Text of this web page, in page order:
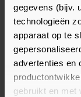
gegevens (bijv.
technologieën
apparaat op te
advertenties en
gebruikt en met
verweten
voor de
onzeker is of
kan.